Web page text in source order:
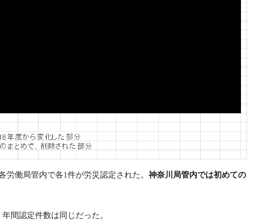
労働局管内で各1件が労災認定された。 神奈川局管内では初めての
間認定件数は同じだった。